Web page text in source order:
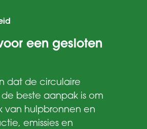
een gesloten
dat de circulaire
beste aanpak is om
van hulpbronnen en
emissies en